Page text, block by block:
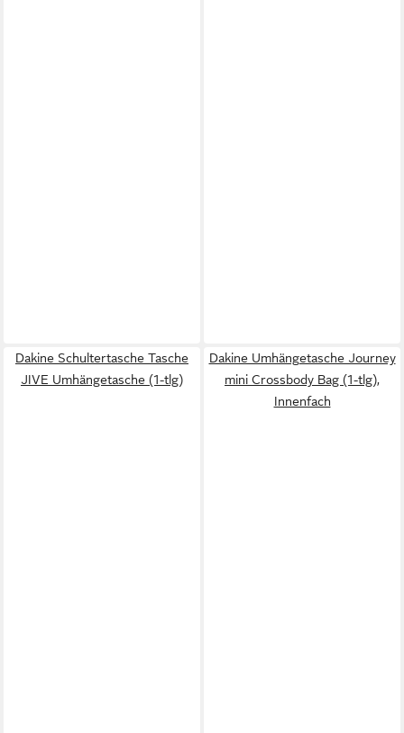
Dakine Schultertasche Tasche
JIVE Umhängetasche (1-tlg)
Dakine Umhängetasche Journey
mini Crossbody Bag (1-tlg),
Innenfach